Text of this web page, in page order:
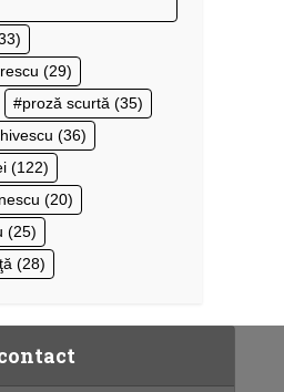
(29)
proză scurtă (35)
(36)
(122)
(20)
(25)
(28)